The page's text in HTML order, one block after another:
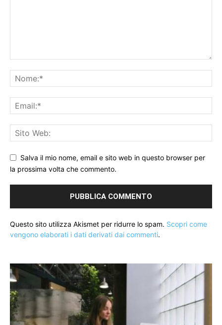
Salva il mio nome, email e sito web in questo browser per
la prossima volta che commento.
Questo sito utilizza Akismet per ridurre lo spam. Scopri come
vengono elaborati i dati derivati dai commenti.